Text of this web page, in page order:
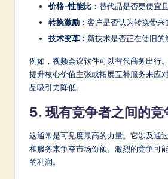
价格-性能比： 替代品是否更便宜
转换激励： 客户是否认为转换带来
技术变革： 新技术是否正在使旧的
例如，视频会议软件可以替代商务出行
提升核心价值主张或拓展互补服务来应
品吸引力降低。
5. 现有竞争者之间的竞
这通常是可见度最高的力量。它涉及通
和服务来争夺市场份额。激烈的竞争可
的利润。